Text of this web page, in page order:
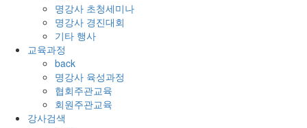
명강사 초청세미나
명강사 경진대회
기타 행사
교육과정
back
명강사 육성과정
협회주관교육
회원주관교육
강사검색